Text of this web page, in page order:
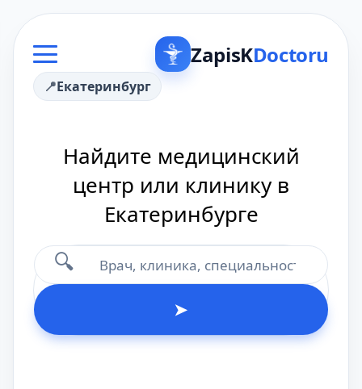
ZapisKDoctoru
Екатеринбург
Найдите медицинский
центр или клинику в
Екатеринбурге
🔍
➤